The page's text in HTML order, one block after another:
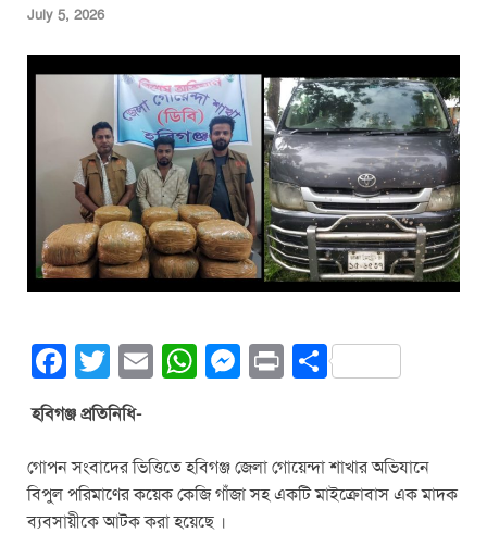
July 5, 2026
F
c
e
b
o
T
wi
tt
er
E
W
s
A
p
M
e
n
Pr S
e
হবিগঞ্জ প্রতিনিধি-
গোপন সংবাদের ভিত্তিতে হবিগঞ্জ জেলা গোয়েন্দা শাখার অভিযানে
বিপুল পরিমাণের কয়েক কে‌জি গাঁজা সহ একটি মাইক্রোবাস এক মাদক
ব্যবসায়ীকে আটক করা হয়েছে ।